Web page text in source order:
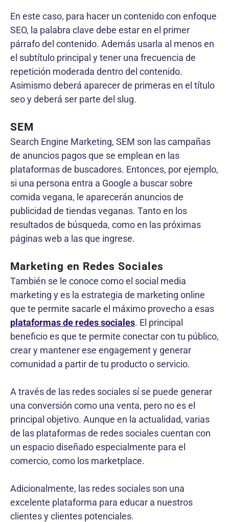
En este caso, para hacer un contenido con enfoque
SEO, la palabra clave debe estar en el primer
párrafo del contenido. Además usarla al menos en
el subtítulo principal y tener una frecuencia de
repetición moderada dentro del contenido.
Asimismo deberá aparecer de primeras en el título
seo y deberá ser parte del slug.
SEM
Search Engine Marketing, SEM son las campañas
de anuncios pagos que se emplean en las
plataformas de buscadores. Entonces, por ejemplo,
si una persona entra a Google a buscar sobre
comida vegana, le aparecerán anuncios de
publicidad de tiendas veganas. Tanto en los
resultados de búsqueda, como en las próximas
páginas web a las que ingrese.
Marketing en Redes Sociales
También se le conoce como el social media
marketing y es la estrategia de marketing online
que te permite sacarle el máximo provecho a esas
plataformas de redes sociales. El principal
beneficio es que te permite conectar con tu público,
crear y mantener ese engagement y generar
comunidad a partir de tu producto o servicio.
A través de las redes sociales sí se puede generar
una conversión como una venta, pero no es el
principal objetivo. Aunque en la actualidad, varias
de las plataformas de redes sociales cuentan con
un espacio diseñado especialmente para el
comercio, como los marketplace.
Adicionalmente, las redes sociales son una
excelente plataforma para educar a nuestros
clientes y clientes potenciales.